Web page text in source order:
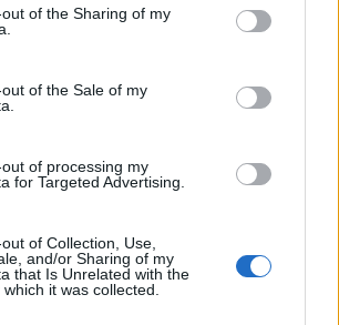
visit or usage behaviour. You may click to
to Google and its third-party tags to
specified purposes in below Google
of the Sharing of my
of the Sale of my
of processing my
for Targeted Advertising.
of Collection, Use,
and/or Sharing of my
that Is Unrelated with the
it was collected.
egyébként az általam felvázolt
ballib alap támadni a katolikus
azt harsogják, hogy katolikus
de itt és most, a néhányszor
íze szerint megszólaló,
püspököt nagyon védik és
erkölcsből próbálnak